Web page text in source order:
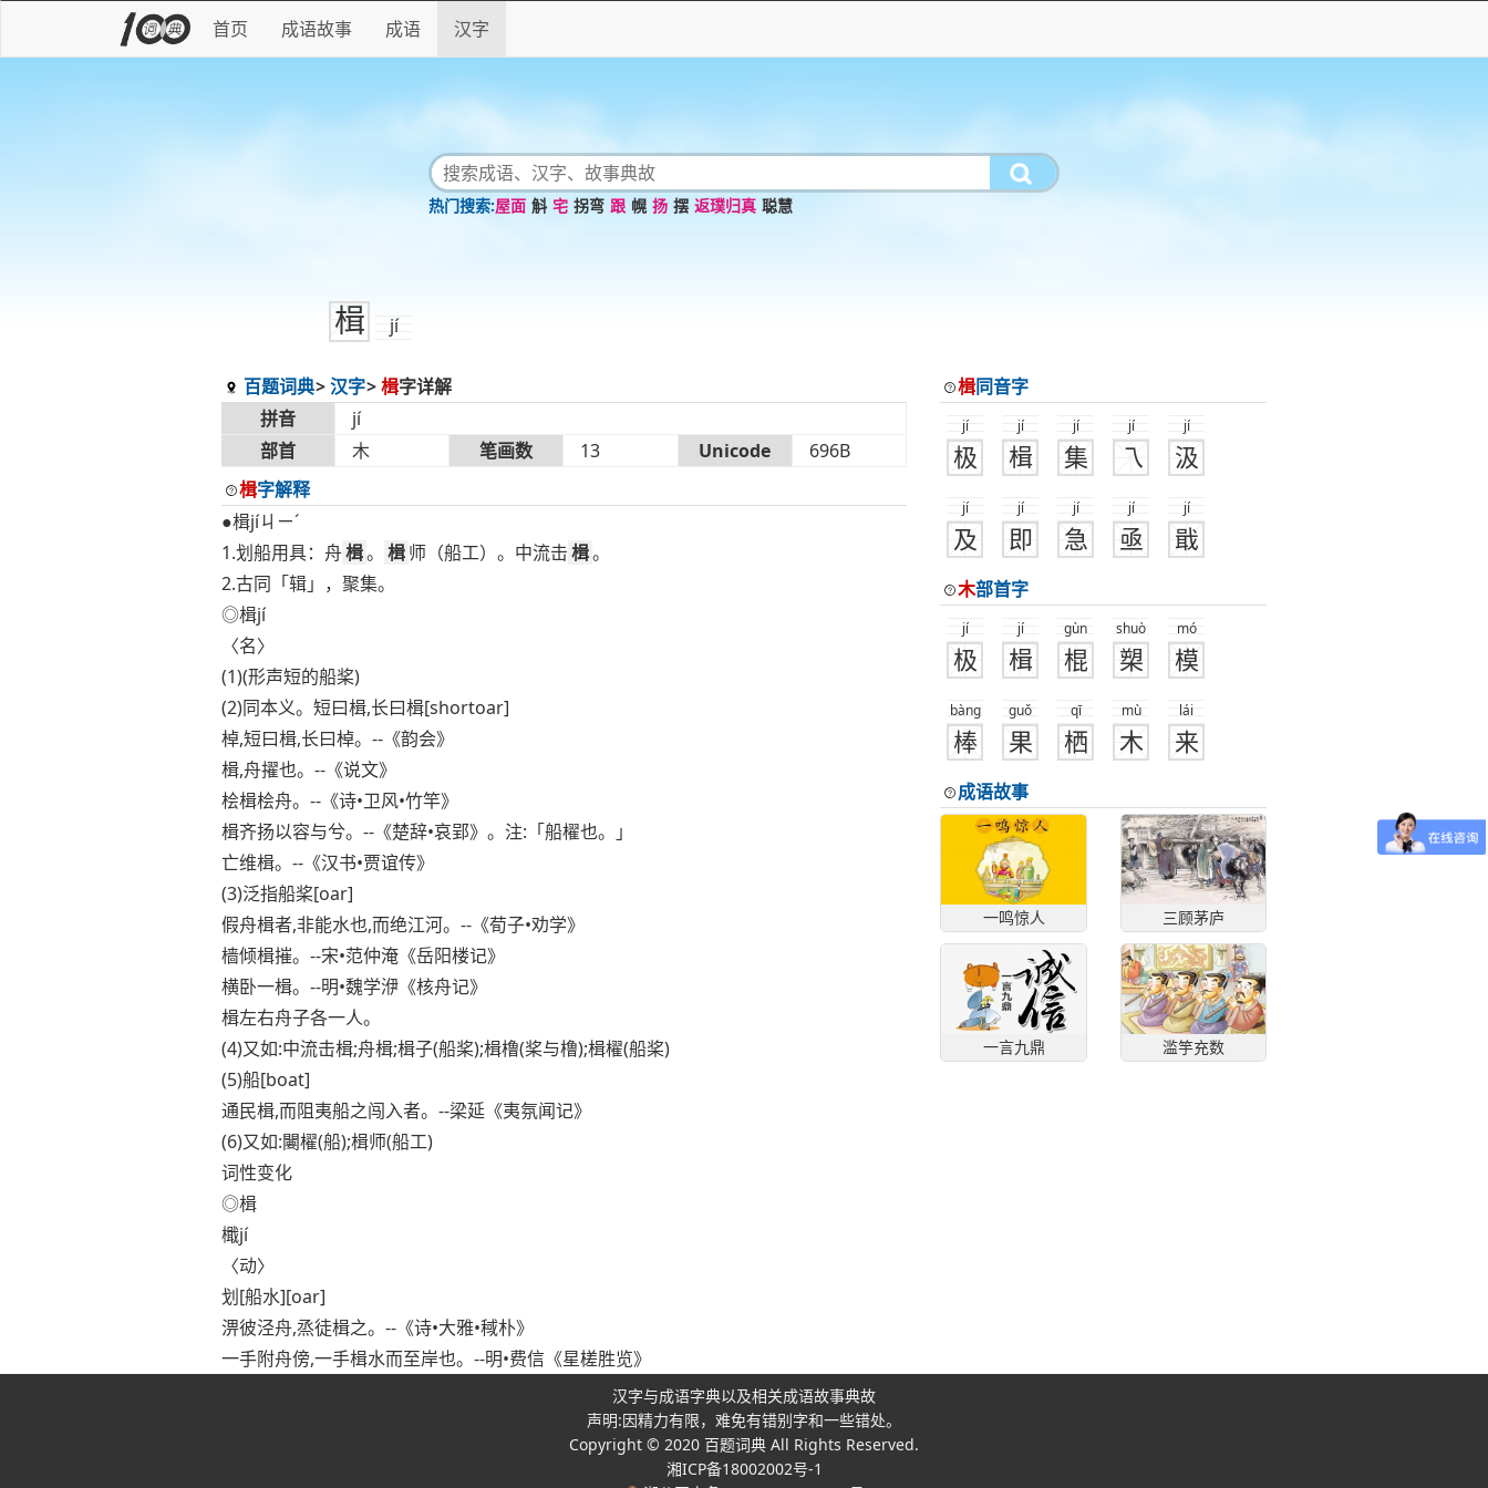
首页 成语故事 成语 汉字
屋面 斛 宅 拐弯 跟 幌 扬 摆 返璞归真 聪慧
楫 jí
百题词典 汉字 楫字详解
拼音
jí
部首
木 笔画数 13 Unicode
696B
楫字解释
●楫jíㄐㄧˊ
1.划船用具：舟楫。 楫 师（船工）。中流击楫。
2.古同「辑」，聚集。
◎楫jí
〈名〉
(1)(形声短的船桨)
(2)同本义。短曰楫,长曰楫[shortoar]
棹,短曰楫,长曰棹。--《韵会》
楫,舟擢也。--《说文》
桧楫桧舟。--《诗•卫风•竹竿》
楫齐扬以容与兮。--《楚辞•哀郢》。注:「船櫂也。」
亡维楫。--《汉书•贾谊传》
(3)泛指船桨[oar]
假舟楫者,非能水也,而绝江河。--《荀子•劝学》
樯倾楫摧。--宋•范仲淹《岳阳楼记》
横卧一楫。--明•魏学洢《核舟记》
楫左右舟子各一人。
(4)又如:中流击楫;舟楫;楫子(船桨);楫橹(桨与橹);楫櫂(船桨)
(5)船[boat]
通民楫,而阻夷船之闯入者。--梁延《夷氛闻记》
(6)又如:闄櫂(船);楫师(船工)
词性变化
◎楫
檝jí
〈动〉
划[船水][oar]
淠彼泾舟,烝徒楫之。--《诗•大雅•稢朴》
一手附舟傍,一手楫水而至岸也。--明•费信《星槎胜览》
楫同音字
jí
极
jí
楫
jí
集
jí
乁
jí
汲
jí
及
jí
即
jí
急
jí
亟
jí
戢
木部首字
jí
极
jí
楫
gùn
棍
shuò
槊
mó
模
bàng
棒
guǒ
果
qī
栖
mù
木
lái
来
成语故事
一鸣惊人 三顾茅庐
一言九鼎 滥竽充数
汉字与成语字典以及相关成语故事典故
声明:因精力有限，难免有错别字和一些错处。
Copyright © 2020 百题词典 All Rights Reserved.
湘ICP备18002002号-1